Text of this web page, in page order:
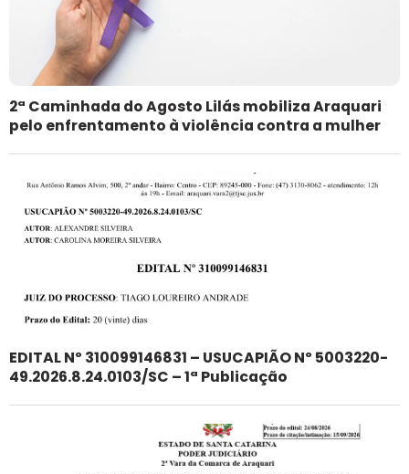
2ª Caminhada do Agosto Lilás mobiliza Araquari
pelo enfrentamento à violência contra a mulher
EDITAL Nº 310099146831 – USUCAPIÃO Nº 5003220-
49.2026.8.24.0103/SC – 1ª Publicação